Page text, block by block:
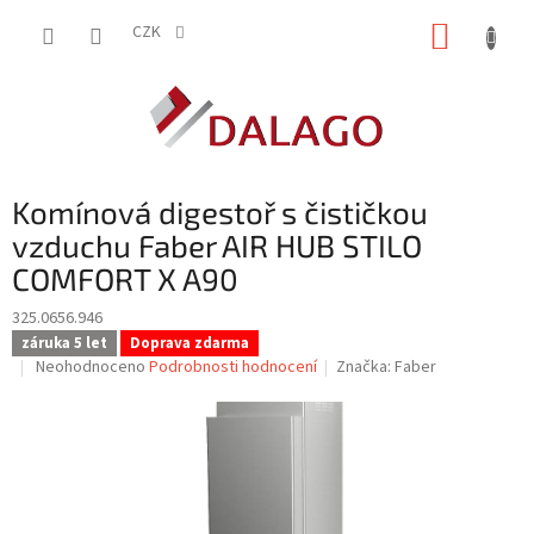
CZK
Komínová digestoř s čističkou
vzduchu Faber AIR HUB STILO
COMFORT X A90
325.0656.946
záruka 5 let Doprava zdarma
Průměrné
Neohodnoceno Podrobnosti hodnocení Značka:Faber